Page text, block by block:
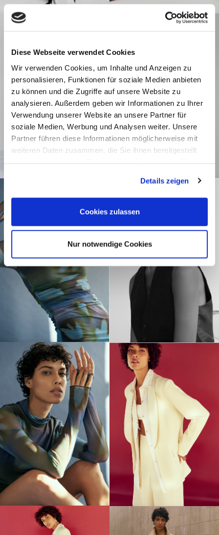
Diese Webseite verwendet Cookies
Wir verwenden Cookies, um Inhalte und Anzeigen zu
personalisieren, Funktionen für soziale Medien anbieten
zu können und die Zugriffe auf unsere Website zu
analysieren. Außerdem geben wir Informationen zu Ihrer
Verwendung unserer Website an unsere Partner für
soziale Medien, Werbung und Analysen weiter. Unsere
Partner führen diese Informationen möglicherweise mit
weiteren Daten zusammen, die Sie ihnen bereitgestellt
Details zeigen
Cookies zulassen
Nur notwendige Cookies